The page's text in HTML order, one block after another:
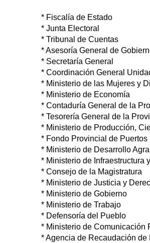
* Fiscalía de Estado
* Junta Electoral
* Tribunal de Cuentas
* Asesoría General de
* Secretaría General
* Coordinación General
* Ministerio de las Mujeres y
* Ministerio de Economía
* Contaduría General de la
* Tesorería General de la
* Ministerio de Producción,
* Fondo Provincial de Puertos
* Ministerio de Desarrollo
* Ministerio de Infraestructura
* Consejo de la Magistratura
* Ministerio de Justicia y
* Ministerio de Gobierno
* Ministerio de Trabajo
* Defensoría del Pueblo
* Ministerio de Comunicación
* Agencia de Recaudación